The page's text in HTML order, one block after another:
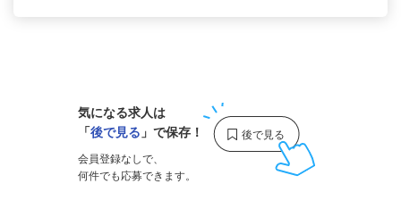
気になる求人は
「後で見る 」で保存！
会員登録なしで、
何件でも応募できます。